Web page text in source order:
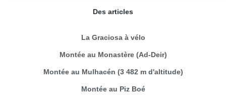
Des articles
La Graciosa à vélo
Montée au Monastère (Ad-Deir)
Montée au Mulhacén (3 482 m d'altitude)
Montée au Piz Boé